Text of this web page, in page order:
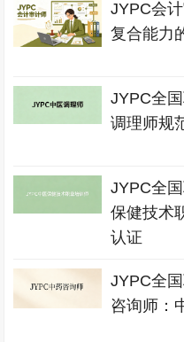
JYPC会
复合能力
JYPC全
调理师规
JYPC全
保健技术
认证
JYPC全
咨询师：